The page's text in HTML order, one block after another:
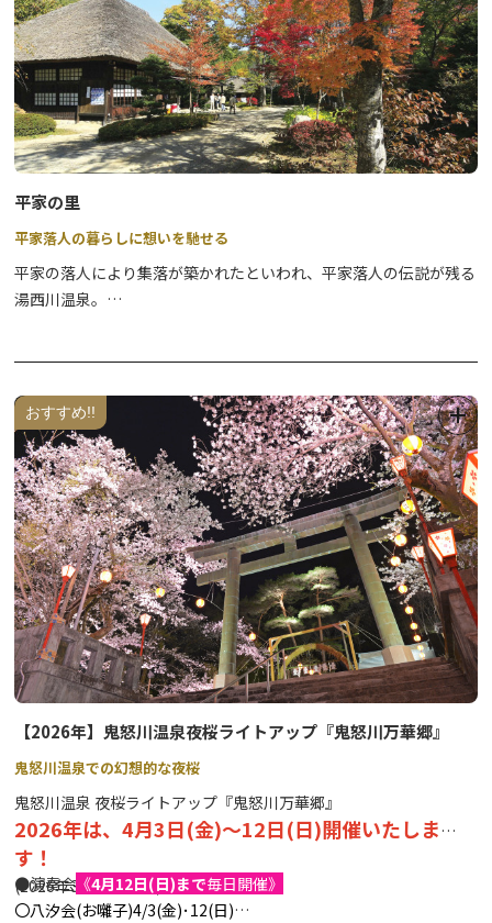
平家の里
平家落人の暮らしに想いを馳せる
平家の落人により集落が築かれたといわれ、平家落人の伝説が残る
湯西川温泉。
れました。
1月下旬～2月下旬頃には かまくら祭、6月上旬には平家大祭が開催
されます。
おすすめ!!
【2026年】鬼怒川温泉夜桜ライトアップ『鬼怒川万華郷』
鬼怒川温泉での幻想的な夜桜
鬼怒川温泉 夜桜ライトアップ『鬼怒川万華郷』
2026年は、4月3日(金)～12日(日)開催いたしま
す！
(2026年3月情報更新)
●演奏会 《4月12日(日)まで毎日開催》
〇八汐会(お囃子)4/3(金)･12(日)